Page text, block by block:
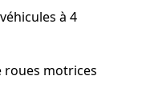
à 4
roues motrices